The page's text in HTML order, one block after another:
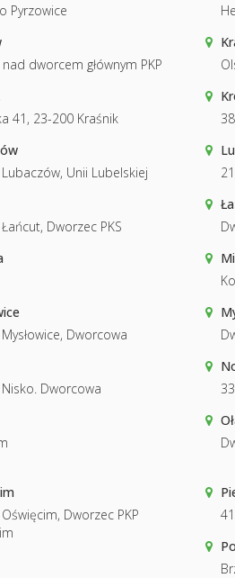
Pyrzowice
nad dworcem głównym PKP
41, 23-200 Kraśnik
Unii Lubelskiej
Dworzec PKS
Dworcowa
Dworcowa
Dworzec PKP